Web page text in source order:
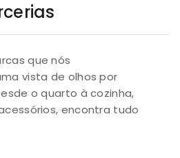
que nós
vista de olhos por
o quarto à cozinha,
encontra tudo